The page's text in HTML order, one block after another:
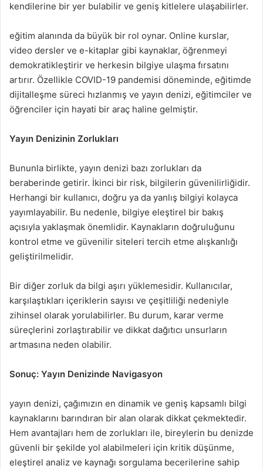
kendilerine bir yer bulabilir ve geniş kitlelere ulaşabilirler.
eğitim alanında da büyük bir rol oynar. Online kurslar,
video dersler ve e-kitaplar gibi kaynaklar, öğrenmeyi
demokratikleştirir ve herkesin bilgiye ulaşma fırsatını
artırır. Özellikle COVID-19 pandemisi döneminde, eğitimde
dijitalleşme süreci hızlanmış ve yayın denizi, eğitimciler ve
öğrenciler için hayati bir araç haline gelmiştir.
Yayın Denizinin Zorlukları
Bununla birlikte, yayın denizi bazı zorlukları da
beraberinde getirir. İkinci bir risk, bilgilerin güvenilirliğidir.
Herhangi bir kullanıcı, doğru ya da yanlış bilgiyi kolayca
yayımlayabilir. Bu nedenle, bilgiye eleştirel bir bakış
açısıyla yaklaşmak önemlidir. Kaynakların doğruluğunu
kontrol etme ve güvenilir siteleri tercih etme alışkanlığı
geliştirilmelidir.
Bir diğer zorluk da bilgi aşırı yüklemesidir. Kullanıcılar,
karşılaştıkları içeriklerin sayısı ve çeşitliliği nedeniyle
zihinsel olarak yorulabilirler. Bu durum, karar verme
süreçlerini zorlaştırabilir ve dikkat dağıtıcı unsurların
artmasına neden olabilir.
Sonuç: Yayın Denizinde Navigasyon
yayın denizi, çağımızın en dinamik ve geniş kapsamlı bilgi
kaynaklarını barındıran bir alan olarak dikkat çekmektedir.
Hem avantajları hem de zorlukları ile, bireylerin bu denizde
güvenli bir şekilde yol alabilmeleri için kritik düşünme,
eleştirel analiz ve kaynağı sorgulama becerilerine sahip